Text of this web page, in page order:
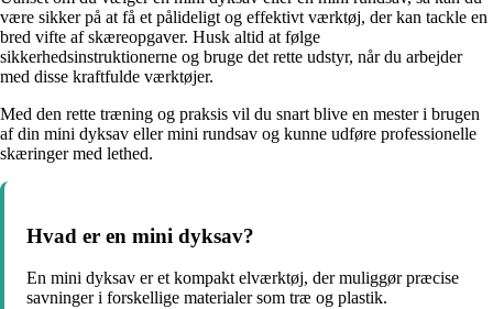
være sikker på at få et pålideligt og effektivt værktøj, der kan tackle en
bred vifte af skæreopgaver. Husk altid at følge
sikkerhedsinstruktionerne og bruge det rette udstyr, når du arbejder
med disse kraftfulde værktøjer.
Med den rette træning og praksis vil du snart blive en mester i brugen
af din mini dyksav eller mini rundsav og kunne udføre professionelle
skæringer med lethed.
Hvad er en mini dyksav?
En mini dyksav er et kompakt elværktøj, der muliggør præcise
savninger i forskellige materialer som træ og plastik.